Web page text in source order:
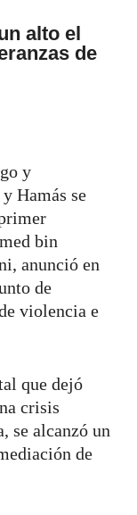
alto el
de
y
Hamás se
bin
anunció en
de
violencia e
que dejó
crisis
se alcanzó un
de